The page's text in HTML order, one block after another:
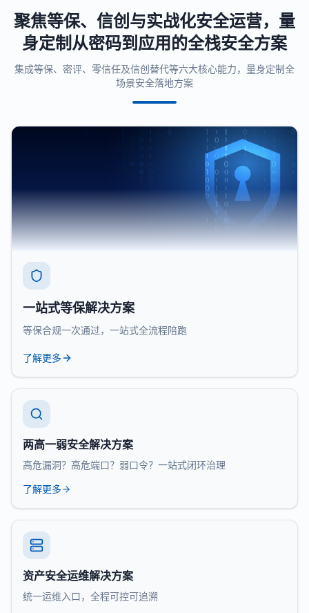
聚焦等保、信创与实战化安全运营，量
身定制从密码到应用的全栈安全方案
集成等保、密评、零信任及信创替代等六大核心能力，量身定制全
场景安全落地方案
一站式等保解决方案
等保合规一次通过，一站式全流程陪跑
了解更多
两高一弱安全解决方案
高危漏洞？高危端口？弱口令？一站式闭环治理
了解更多
资产安全运维解决方案
统一运维入口，全程可控可追溯